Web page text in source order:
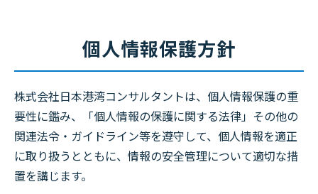
個人情報保護方針
株式会社日本港湾コンサルタントは、個人情報保護の重
要性に鑑み、「個人情報の保護に関する法律」その他の
関連法令・ガイドライン等を遵守して、個人情報を適正
に取り扱うとともに、情報の安全管理について適切な措
置を講じます。